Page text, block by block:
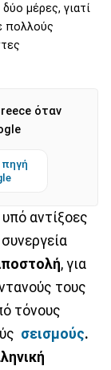
μέρες, γιατί
πολλούς
όταν
αντίξοες
, για
τους
τόνους
σεισμούς.